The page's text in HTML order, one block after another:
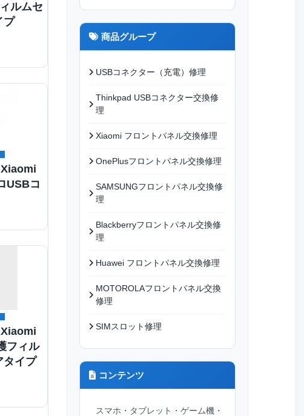
ルムセ
プ
Xiaomi
USBコ
Xiaomi
フィル
タイプ
商品グループ
USBコネクター（充電）修理
Thinkpad USBコネクター交換修
理
Xiaomi フロントパネル交換修理
OnePlusフロントパネル交換修理
SAMSUNGフロントパネル交換修
理
Blackberryフロントパネル交換修
理
Huawei フロントパネル交換修理
MOTOROLAフロントパネル交換
修理
SIMスロット修理
コンテンツ
スマホ・タブレット・ゲーム機・